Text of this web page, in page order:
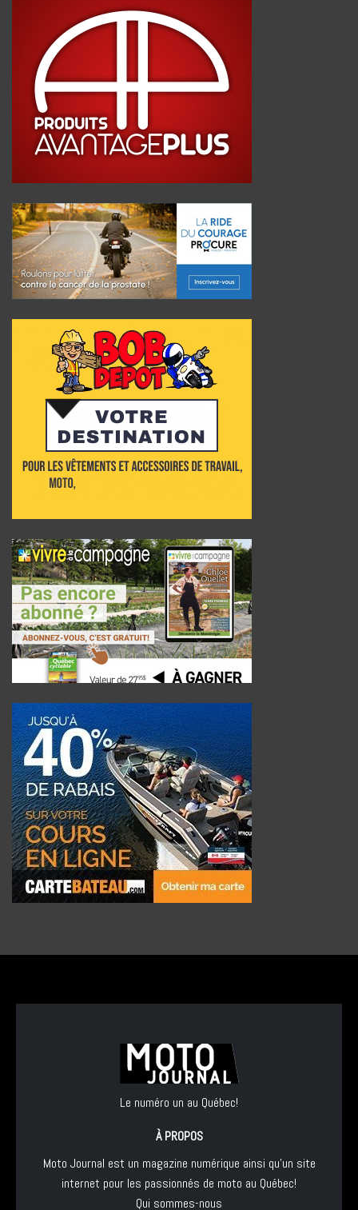
Le numéro un au Québec!
À PROPOS
Moto Journal est un magazine numérique ainsi qu'un site
internet pour les passionnés de moto au Québec!
Qui sommes-nous